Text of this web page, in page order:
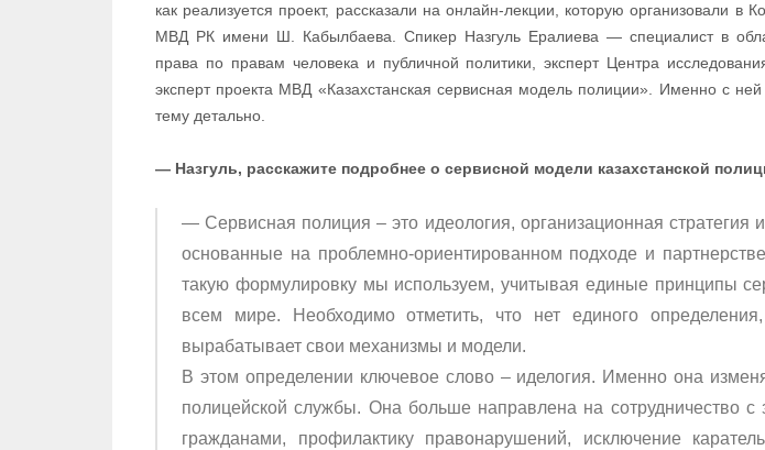
как реализуется проект, рассказали на онлайн-лекции, которую организовали в
МВД РК имени Ш. Кабылбаева. Спикер Назгуль Ералиева — специалист в
права по правам человека и публичной политики, эксперт Центра
эксперт проекта МВД «Казахстанская сервисная модель полиции». Именно с
тему детально.
— Назгуль, расскажите подробнее о сервисной модели казахстанской
— Сервисная полиция – это идеология, организационная стратегия
основанные на проблемно-ориентированном подходе и
такую формулировку мы используем, учитывая единые принципы
всем мире. Необходимо отметить, что нет единого
вырабатывает свои механизмы и модели.
В этом определении ключевое слово – иделогия. Именно она
полицейской службы. Она больше направлена на сотрудничество с
гражданами, профилактику правонарушений, исключение